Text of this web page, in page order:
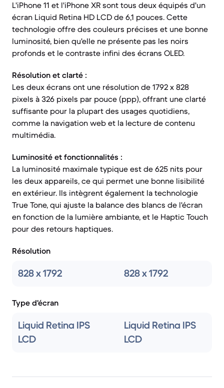
L'iPhone 11 et l'iPhone XR sont tous deux équipés d'un
écran Liquid Retina HD LCD de 6,1 pouces. Cette
technologie offre des couleurs précises et une bonne
luminosité, bien qu'elle ne présente pas les noirs
profonds et le contraste infini des écrans OLED.
Résolution et clarté :
Les deux écrans ont une résolution de 1792 x 828
pixels à 326 pixels par pouce (ppp), offrant une clarté
suffisante pour la plupart des usages quotidiens,
comme la navigation web et la lecture de contenu
multimédia.
Luminosité et fonctionnalités :
La luminosité maximale typique est de 625 nits pour
les deux appareils, ce qui permet une bonne lisibilité
en extérieur. Ils intègrent également la technologie
True Tone, qui ajuste la balance des blancs de l'écran
en fonction de la lumière ambiante, et le Haptic Touch
pour des retours haptiques.
Résolution
828 x 1792 828 x 1792
Type d'écran
Liquid Retina IPS
LCD
Liquid Retina IPS
LCD